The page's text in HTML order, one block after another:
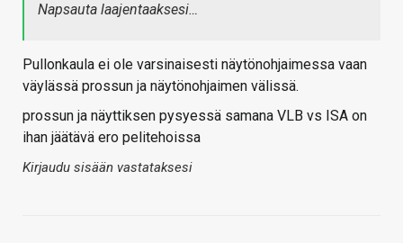
Napsauta laajentaaksesi…
Pullonkaula ei ole varsinaisesti näytönohjaimessa vaan
väylässä prossun ja näytönohjaimen välissä.
prossun ja näyttiksen pysyessä samana VLB vs ISA on
ihan jäätävä ero pelitehoissa
Kirjaudu sisään vastataksesi